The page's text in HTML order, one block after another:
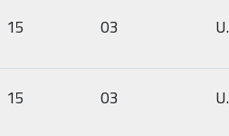
15 03
15 03